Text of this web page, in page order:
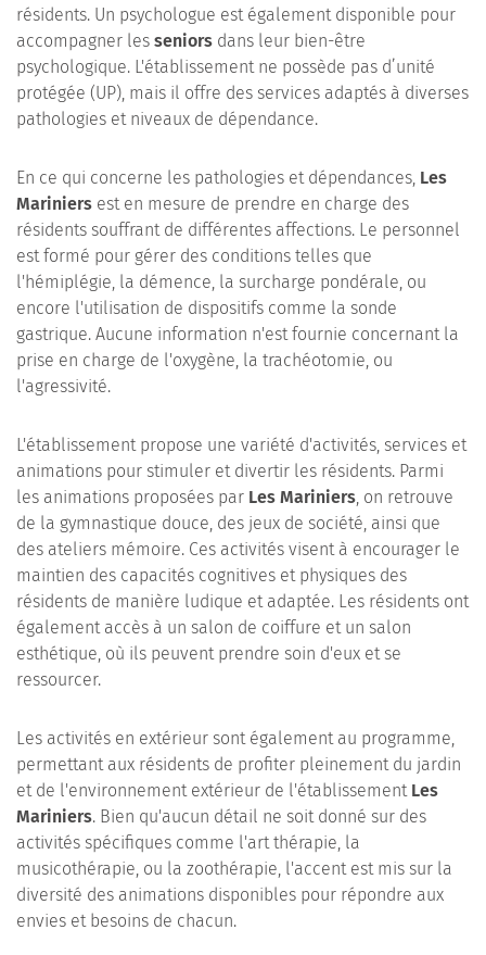
résidents. Un psychologue est également disponible pour
accompagner les seniors dans leur bien-être
psychologique. L'établissement ne possède pas d’unité
protégée (UP), mais il offre des services adaptés à diverses
pathologies et niveaux de dépendance.
En ce qui concerne les pathologies et dépendances, Les
Mariniers est en mesure de prendre en charge des
résidents souffrant de différentes affections. Le personnel
est formé pour gérer des conditions telles que
l'hémiplégie, la démence, la surcharge pondérale, ou
encore l'utilisation de dispositifs comme la sonde
gastrique. Aucune information n'est fournie concernant la
prise en charge de l'oxygène, la trachéotomie, ou
l'agressivité.
L'établissement propose une variété d'activités, services et
animations pour stimuler et divertir les résidents. Parmi
les animations proposées par Les Mariniers, on retrouve
de la gymnastique douce, des jeux de société, ainsi que
des ateliers mémoire. Ces activités visent à encourager le
maintien des capacités cognitives et physiques des
résidents de manière ludique et adaptée. Les résidents ont
également accès à un salon de coiffure et un salon
esthétique, où ils peuvent prendre soin d'eux et se
ressourcer.
Les activités en extérieur sont également au programme,
permettant aux résidents de profiter pleinement du jardin
et de l'environnement extérieur de l'établissement Les
Mariniers. Bien qu'aucun détail ne soit donné sur des
activités spécifiques comme l'art thérapie, la
musicothérapie, ou la zoothérapie, l'accent est mis sur la
diversité des animations disponibles pour répondre aux
envies et besoins de chacun.